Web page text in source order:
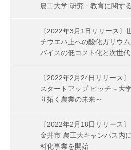
農工大学 研究・教育に関す
〔2022年3月1日リリース〕
チウエハ上への酸化ガリウ
バイスの低コスト化と次世
〔2022年2月24日リリース
スタートアップ ピッチ～大
り拓く農業の未来～
〔2022年2月18日リリース
金井市 農工大キャンパス内
料化事業を開始